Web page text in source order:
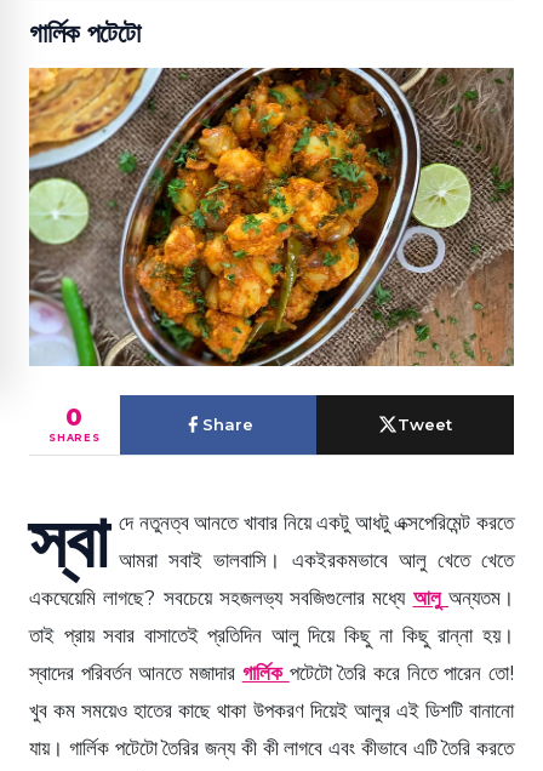
গার্লিক পটেটো
0
SHARES
Share Tweet
স্বা দে নতুনত্ব আনতে খাবার নিয়ে একটু আধটু এক্সপেরিমেন্ট করতে
আমরা সবাই ভালবাসি। একইরকমভাবে আলু খেতে খেতে
একঘেয়েমি লাগছে? সবচেয়ে সহজলভ্য সবজিগুলোর মধ্যে আলু অন্যতম।
তাই প্রায় সবার বাসাতেই প্রতিদিন আলু দিয়ে কিছু না কিছু রান্না হয়।
স্বাদের পরিবর্তন আনতে মজাদার গার্লিক পটেটো তৈরি করে নিতে পারেন তো!
খুব কম সময়েও হাতের কাছে থাকা উপকরণ দিয়েই আলুর এই ডিশটি বানানো
যায়। গার্লিক পটেটো তৈরির জন্য কী কী লাগবে এবং কীভাবে এটি তৈরি করতে